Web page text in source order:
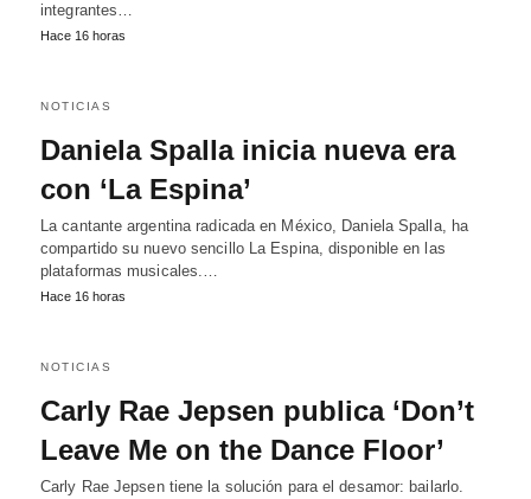
integrantes…
Hace 16 horas
NOTICIAS
Daniela Spalla inicia nueva era
con ‘La Espina’
La cantante argentina radicada en México, Daniela Spalla, ha
compartido su nuevo sencillo La Espina, disponible en las
plataformas musicales.…
Hace 16 horas
NOTICIAS
Carly Rae Jepsen publica ‘Don’t
Leave Me on the Dance Floor’
Carly Rae Jepsen tiene la solución para el desamor: bailarlo.